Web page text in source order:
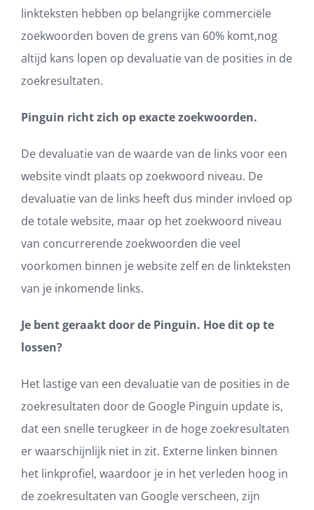
linkteksten hebben op belangrijke commerciële
zoekwoorden boven de grens van 60% komt,nog
altijd kans lopen op devaluatie van de posities in de
zoekresultaten.
Pinguin richt zich op exacte zoekwoorden.
De devaluatie van de waarde van de links voor een
website vindt plaats op zoekwoord niveau. De
devaluatie van de links heeft dus minder invloed op
de totale website, maar op het zoekwoord niveau
van concurrerende zoekwoorden die veel
voorkomen binnen je website zelf en de linkteksten
van je inkomende links.
Je bent geraakt door de Pinguin. Hoe dit op te
lossen?
Het lastige van een devaluatie van de posities in de
zoekresultaten door de Google Pinguin update is,
dat een snelle terugkeer in de hoge zoekresultaten
er waarschijnlijk niet in zit. Externe linken binnen
het linkprofiel, waardoor je in het verleden hoog in
de zoekresultaten van Google verscheen, zijn